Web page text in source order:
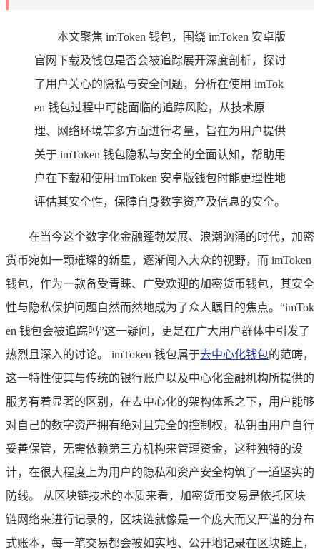
本文聚焦 imToken 钱包，围绕 imToken 安卓版
官网下载及钱包是否会被追踪展开深度剖析，探讨
了用户关心的隐私与安全问题，分析在使用 imTok
en 钱包过程中可能面临的追踪风险，从技术原
理、网络环境等多方面进行考量，旨在为用户提供
关于 imToken 钱包隐私与安全的全面认知，帮助用
户在下载和使用 imToken 安卓版钱包时能更理性地
评估其安全性，保障自身数字资产及信息的安全。
在当今这个数字化金融蓬勃发展、浪潮汹涌的时代，加密
货币宛如一颗璀璨的新星，逐渐闯入大众的视野，而 imToken
钱包，作为一款备受青睐、广受欢迎的加密货币钱包，其安全
性与隐私保护问题自然而然地成为了众人瞩目的焦点。“imTok
en 钱包会被追踪吗”这一疑问，更是在广大用户群体中引发了
热烈且深入的讨论。 imToken 钱包属于去中心化钱包的范畴，
这一特性使其与传统的银行账户以及中心化金融机构所提供的
服务有着显著的区别，在去中心化的架构体系之下，用户能够
对自己的数字资产拥有绝对且完全的控制权，私钥由用户自行
妥善保管，无需依赖第三方机构来管理资金，这种独特的设
计，在很大程度上为用户的隐私和资产安全构筑了一道坚实的
防线。 从区块链技术的本质来看，加密货币交易是依托区块
链网络来进行记录的，区块链就像是一个庞大而又严谨的分布
式账本，每一笔交易都会被如实地、公开地记录在区块链上，